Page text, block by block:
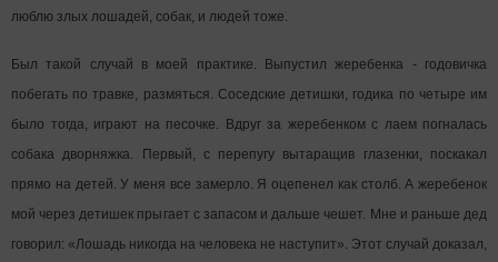
люблю злых лошадей, собак, и людей тоже.
Был такой случай в моей практике. Выпустил жеребенка - годовичка
побегать по травке, размяться. Соседские детишки, годика по четыре им
было тогда, играют на песочке. Вдруг за жеребенком с лаем погналась
собака дворняжка. Первый, с перепугу вытаращив глазенки, поскакал
прямо на детей. У меня все замерло. Я оцепенел как столб. А жеребенок
мой через детишек прыгает с запасом и дальше чешет. Мне и раньше дед
говорил: «Лошадь никогда на человека не наступит». Этот случай доказал,